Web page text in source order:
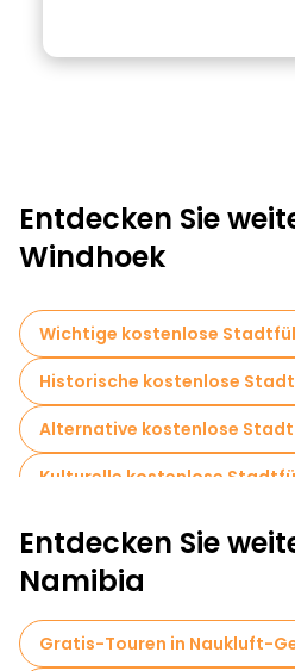
Entdecken Sie
Windhoek
Wichtige kostenlose
Alternative kostenlose
Kulturelle kostenlose
Kostenlose Rundgänge für
Museen in Windhoek
Lokale Verkostungstouren in
Entdecken Sie
Namibia
Gratis-Touren in Naukluft-